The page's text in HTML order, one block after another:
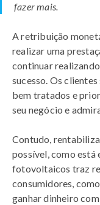
fazer mais.
A retribuição
realizar uma
continuar
sucesso. Os
bem tratados e
seu negócio e
Contudo,
possível, como está
fotovoltaicos traz
consumidores,
ganhar dinheiro